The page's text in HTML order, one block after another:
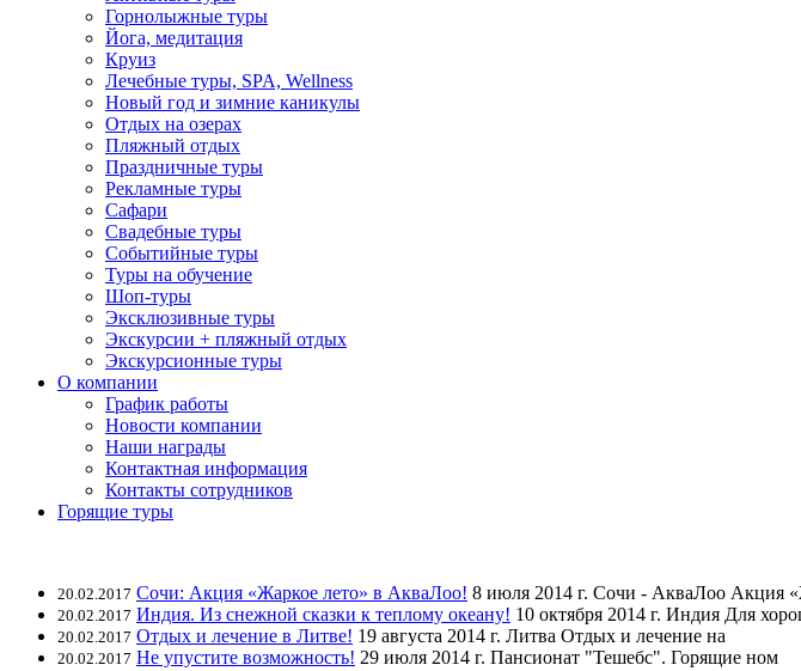
Горнолыжные туры
Йога, медитация
Круиз
Лечебные туры, SPA, Wellness
Новый год и зимние каникулы
Отдых на озерах
Пляжный отдых
Праздничные туры
Рекламные туры
Сафари
Свадебные туры
Событийные туры
Туры на обучение
Шоп-туры
Эксклюзивные туры
Экскурсии + пляжный отдых
Экскурсионные туры
О компании
График работы
Новости компании
Наши награды
Контактная информация
Контакты сотрудников
Горящие туры
20.02.2017 Сочи: Акция «Жаркое лето» в АкваЛоо! 8 июля 2014 г. Сочи - АкваЛоо Акция
20.02.2017 Индия. Из снежной сказки к теплому океану! 10 октября 2014 г. Индия Для
20.02.2017 Отдых и лечение в Литве! 19 августа 2014 г. Литва Отдых и лечение на
20.02.2017 Не упустите возможность! 29 июля 2014 г. Пансионат "Тешебс". Горящие ном